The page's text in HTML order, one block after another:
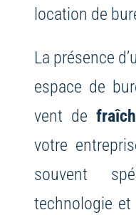
location de
La présence
espace de
vent de
votre
souvent
technologie